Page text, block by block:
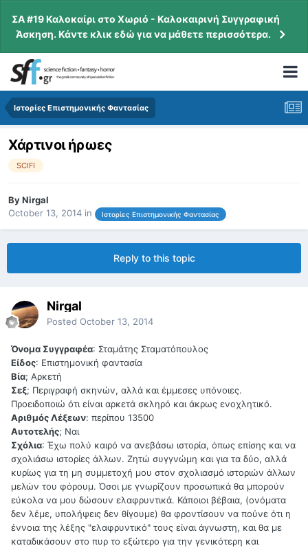
ΣΑ #19 Καλοκαίρι στο Χωριό - Καλοκαιρινή Συγγραφική
Άσκηση. Κάντε κλικ εδώ για να μάθετε περισσότερα.
Ιστορίες Επιστημονικής Φαντασίας
Χάρτινοι ήρωες
SCIFI
ByNirgal
October 13, 2014 in Ιστορίες Επιστημονικής Φαντασίας
Reply to this topic
Nirgal
Posted October 13, 2014
Όνομα Συγγραφέα: Σταμάτης Σταματόπουλος
Είδος: Επιστημονική φαντασία
Βία; Αρκετή
Σεξ; Περιγραφή σκηνών, αλλά και έμμεσες υπόνοιες.
Προειδοποιώ ότι είναι αρκετά σκληρό και άκρως ενοχλητικό.
Αριθμός Λέξεων: περίπου 13500
Αυτοτελής; Ναι
Σχόλια: Έχω πολύ καιρό να ανεβάσω ιστορία, όπως επίσης και να
σχολιάσω ιστορίες άλλων. Ζητώ συγγνώμη και για τα δύο, αλλά
κυρίως για τη μη συμμετοχή μου στον σχολιασμό ιστοριών άλλων
μελών του φόρουμ. Όσοι με γνωρίζουν προσωπικά θα μπορούν
εύκολα να μου δώσουν ελαφρυντικά. Κάποιοι βέβαια, (ονόματα
δεν λέμε, υπολήψεις δεν θίγουμε) θα φροντίσουν να πούνε ότι η
έννοια της λέξης "ελαφρυντικό" τους είναι άγνωστη, και θα με
καταδικάσουν στο πυρ το εξώτερο για την γενικότερη και